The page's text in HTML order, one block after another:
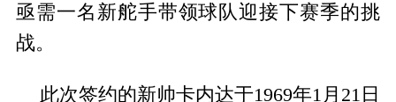
亟需一名新舵手带领球队迎接下赛季的挑
战。
此次签约的新帅卡内达于1969年1月21日